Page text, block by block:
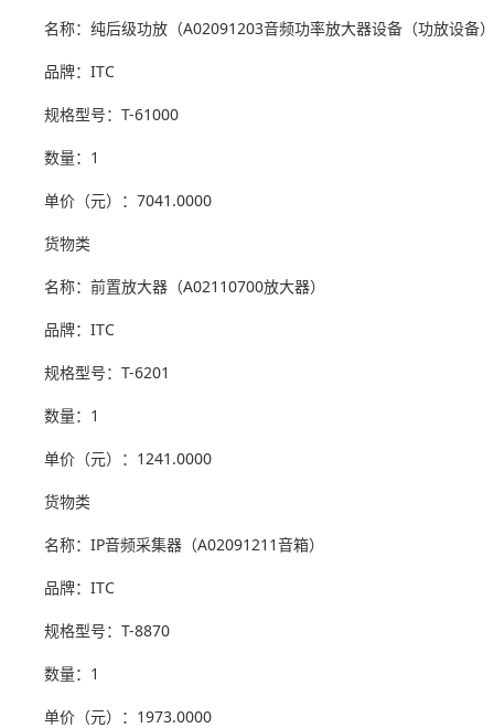
名称：纯后级功放（A02091203音频功率放大器设备（功放设备
品牌：ITC
规格型号：T-61000
数量：1
单价（元）：7041.0000
货物类
名称：前置放大器（A02110700放大器）
品牌：ITC
规格型号：T-6201
数量：1
单价（元）：1241.0000
货物类
名称：IP音频采集器（A02091211音箱）
品牌：ITC
规格型号：T-8870
数量：1
单价（元）：1973.0000